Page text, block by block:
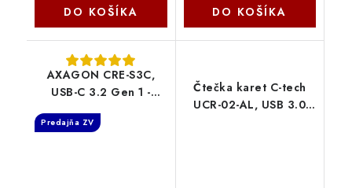
DO KOŠÍKA DO KOŠÍKA
AXAGON CRE-S3C,
USB-C 3.2 Gen 1 -
SUPERSPEED čtečka
karet 3-slot & lun
Predajňa ZV
Čtečka karet C-tech
UCR-02-AL, USB 3.0